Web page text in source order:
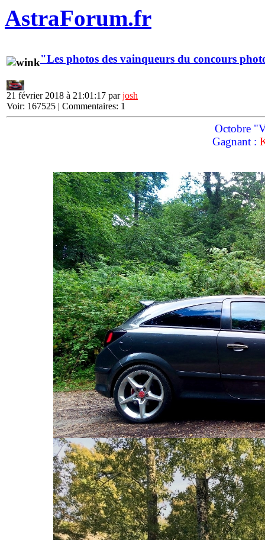
AstraForum.fr
"Les photos des vainqueurs du concours
21 février 2018 à 21:01:17 parjosh
Voir: 167525 | Commentaires: 1
Octobre
Gagnant :